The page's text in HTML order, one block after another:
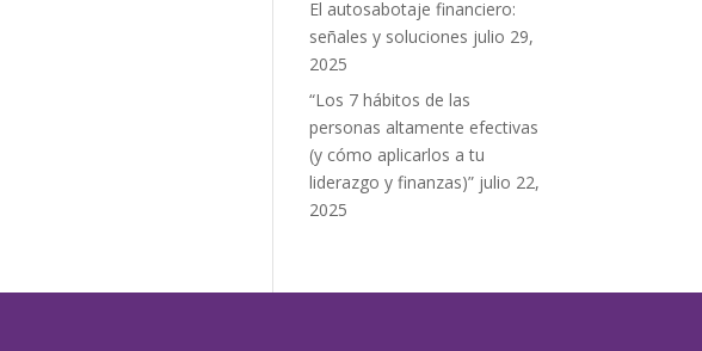
El autosabotaje financiero:
señales y soluciones julio 29,
2025
“Los 7 hábitos de las
personas altamente efectivas
(y cómo aplicarlos a tu
liderazgo y finanzas)” julio 22,
2025